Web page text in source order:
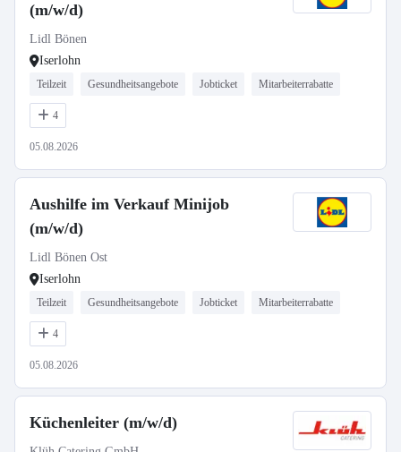
(m/w/d)
Lidl Bönen
Iserlohn
Teilzeit Gesundheitsangebote Jobticket Mitarbeiterrabatte
4
05.08.2026
Aushilfe im Verkauf Minijob
(m/w/d)
Lidl Bönen Ost
Iserlohn
Teilzeit Gesundheitsangebote Jobticket Mitarbeiterrabatte
4
05.08.2026
Küchenleiter (m/w/d)